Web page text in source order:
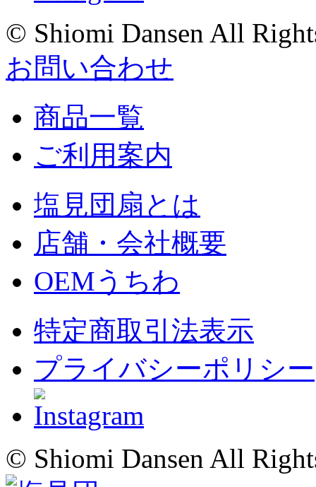
© Shiomi Dansen All
お問い合わせ
商品一覧
ご利用案内
塩見団扇とは
店舗・会社概要
OEMうちわ
特定商取引法表示
プライバシーポリシー
© Shiomi Dansen All